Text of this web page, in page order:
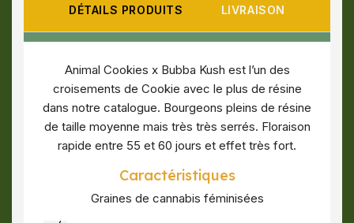
DÉTAILS PRODUITS LIVRAISON
Animal Cookies x Bubba Kush est l’un des
croisements de Cookie avec le plus de résine
dans notre catalogue. Bourgeons pleins de résine
de taille moyenne mais très très serrés. Floraison
rapide entre 55 et 60 jours et effet très fort.
Caractéristiques
Graines de cannabis féminisées